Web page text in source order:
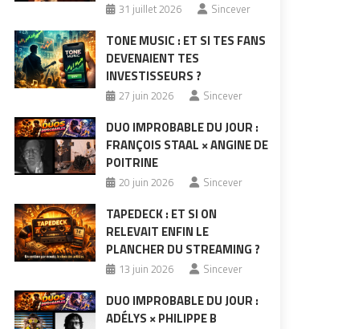
31 juillet 2026 Sincever
TONE MUSIC : ET SI TES FANS
DEVENAIENT TES
INVESTISSEURS ?
27 juin 2026 Sincever
DUO IMPROBABLE DU JOUR :
FRANÇOIS STAAL × ANGINE DE
POITRINE
20 juin 2026 Sincever
TAPEDECK : ET SI ON
RELEVAIT ENFIN LE
PLANCHER DU STREAMING ?
13 juin 2026 Sincever
DUO IMPROBABLE DU JOUR :
ADÉLYS × PHILIPPE B